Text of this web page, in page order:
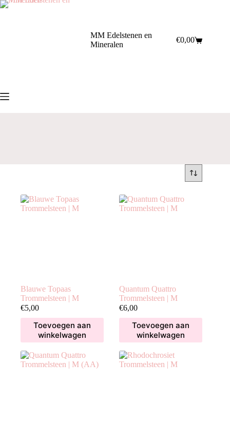
Ga
MM Edelstenen en
Mineralen
Winkelwagen
€0,00
Blauwe Topaas
Trommelsteen | M
€5,00
Toevoegen aan
winkelwagen
Quantum Quattro
Trommelsteen | M
€6,00
Toevoegen aan
winkelwagen